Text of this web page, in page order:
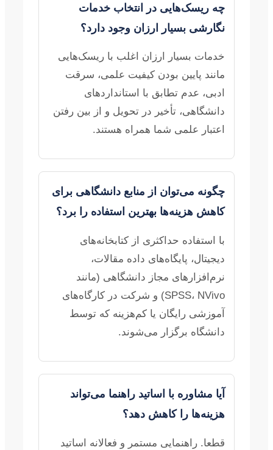
چه ریسک‌هایی در انتخاب خدمات
نگارشی بسیار ارزان وجود دارد؟
خدمات بسیار ارزان اغلب با ریسک‌هایی
مانند پایین بودن کیفیت علمی، سرقت
ادبی، عدم تطابق با استانداردهای
دانشگاهی، تأخیر در تحویل و از بین رفتن
اعتبار علمی شما همراه هستند.
چگونه می‌توان از منابع دانشگاهی برای
کاهش هزینه‌ها بهترین استفاده را برد؟
با استفاده حداکثری از کتابخانه‌های
دیجیتال، پایگاه‌های داده مقالات،
نرم‌افزارهای مجاز دانشگاهی (مانند
SPSS، NVivo) و شرکت در کارگاه‌های
آموزشی رایگان یا کم‌هزینه که توسط
دانشگاه برگزار می‌شوند.
آیا مشاوره با اساتید راهنما می‌تواند
هزینه‌ها را کاهش دهد؟
قطعا. راهنمایی مستمر و فعالانه اساتید